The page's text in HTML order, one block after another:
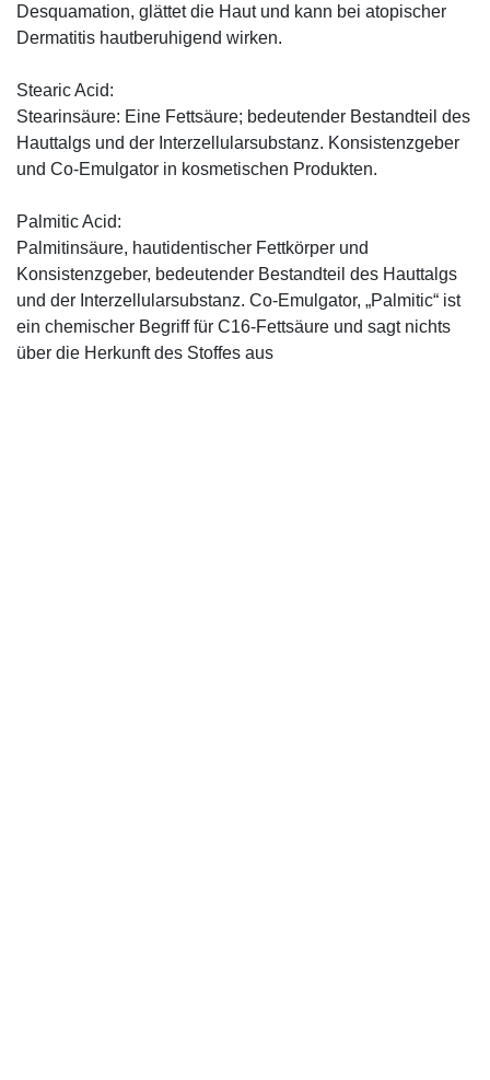
Desquamation, glättet die Haut und kann bei atopischer
Dermatitis hautberuhigend wirken.
Stearic Acid:
Stearinsäure: Eine Fettsäure; bedeutender Bestandteil des
Hauttalgs und der Interzellularsubstanz. Konsistenzgeber
und Co-Emulgator in kosmetischen Produkten.
Palmitic Acid:
Palmitinsäure, hautidentischer Fettkörper und
Konsistenzgeber, bedeutender Bestandteil des Hauttalgs
und der Interzellularsubstanz. Co-Emulgator, „Palmitic“ ist
ein ­chemischer Begriff für C16-Fettsäure und sagt nichts
über die Herkunft des Stoffes aus